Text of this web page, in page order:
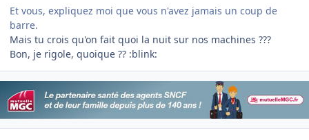
Et vous, expliquez moi que vous n'avez jamais un coup de
barre.
Mais tu crois qu'on fait quoi la nuit sur nos machines ???
Bon, je rigole, quoique ?? :blink: